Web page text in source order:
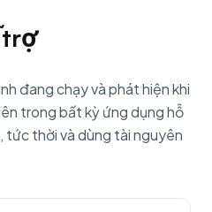
đang chạy và phát hiện khi
trong bất kỳ ứng dụng hỗ
tức thời và dùng tài nguyên